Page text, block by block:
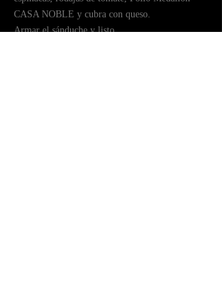
CASA NOBLE y cubra con queso.
ㅤㅤArmar el sánduche y listo.